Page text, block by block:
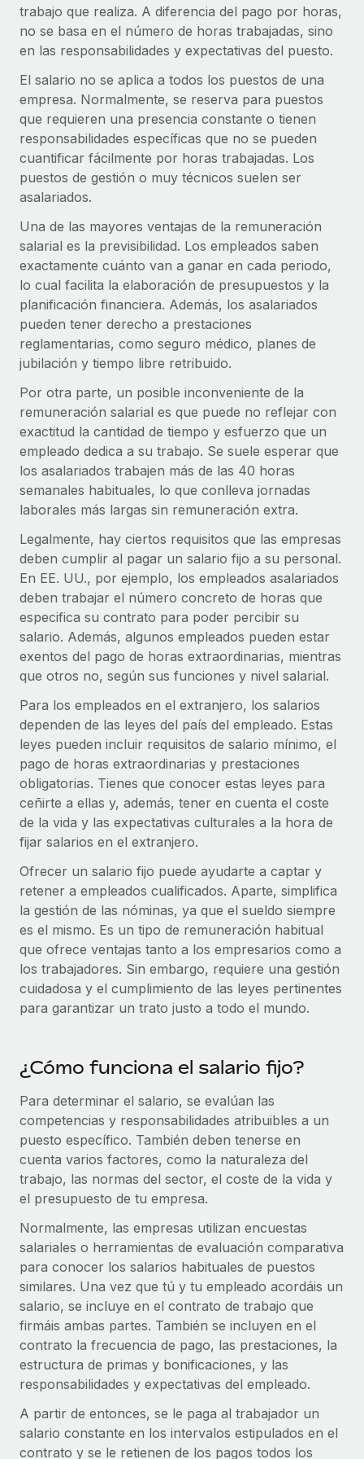
Contractor Management
Integra y gestiona a autónomos globalmente.
PEO
Externaliza tareas laborales complejas.
INFRAESTRUCTURA
Conexión Remote
Integra los RR. HH. en tus flujos de trabajo sin
Plataforma
Funciones esenciales de RR. HH. integradas para tu
equipo.
Conectar Nuevo
Conecta cualquier herramienta de IA con Remote
mediante nuestro MCP.
Integraciones
Optimiza los procesos con herramientas empresariales
esenciales.
SERVICIOS
Pregunta a un experto
Obtén ayuda de gente experta en RR. HH. globales
y cumplimiento normativo.
Comprobaciones de antecedentes
Simplifica los procesos de cribado de candidatos.
Cumplimiento normativo
Adelántate a los riesgos de cumplimiento
Gestión de dispositivos
Proporciona dispositivos tecnológicos y contrólalos
en todo el mundo.
Apertura de entidades
Abre entidades conforme a la legalidad enseguida.
Movilidad y reubicación
Reubica a los empleados con facilidad.
Prestaciones
Gestiona las prestaciones de los empleados sin
complicaciones.
Compáranos con otras empresas.
Startups
Soluciones ágiles de RR. HH. globales y nóminas para
empresas en crecimiento.
Mediana empresa
Amplía tu equipo con soluciones de RR. HH.
personalizadas.
RR. HH. globales para grandes empresas.
ASOCIARSE
Socios tecnológicos estratégicos
Integra la gestión de los RR. HH. globales en tu
Asociarse
Descubre oportunidades de colaborar con nosotros.
Próximamente
Consultoría de integraciones y automatización con IA.
CASOS PRÁCTICOS
Calculadora de pagos a autónomos
Descubre opciones de divisas y tiempos de pago para
APRENDIZAJE CON REMOTE
Guías y recursos
Casos prácticos
Listas de verificación y plantillas
Biblioteca de descripciones de puestos
Webinarios
Eventos
Información sobre salarios y talento
Centro de información
Obtén ayuda
Consulta todos los recursos
BLOG
Nómina global
EOR y PEO
Contractor Management
Impuestos
Explora el blog
BLOG
Novedades de producto de Remote:
Integraciones con Gusto y Xero y Contractor
La misión de Remote sigue siendo ayudar a empresas de
todos los tamaños a contratar, gestionar y...
Más información
Pento se convierte en un empleador equitativo
con Remote
Nederlands
Français
Deutsch
Español
Italiano
Português (Portugal)
日本語
한국어
中文（简体）
Iniciar sesión
trabajo que realiza. A diferencia del pago por horas,
no se basa en el número de horas trabajadas, sino
en las responsabilidades y expectativas del puesto.
El salario no se aplica a todos los puestos de una
empresa. Normalmente, se reserva para puestos
que requieren una presencia constante o tienen
responsabilidades específicas que no se pueden
cuantificar fácilmente por horas trabajadas. Los
puestos de gestión o muy técnicos suelen ser
asalariados.
Una de las mayores ventajas de la remuneración
salarial es la previsibilidad. Los empleados saben
exactamente cuánto van a ganar en cada periodo,
lo cual facilita la elaboración de presupuestos y la
planificación financiera. Además, los asalariados
pueden tener derecho a prestaciones
reglamentarias, como seguro médico, planes de
jubilación y tiempo libre retribuido.
Por otra parte, un posible inconveniente de la
remuneración salarial es que puede no reflejar con
exactitud la cantidad de tiempo y esfuerzo que un
empleado dedica a su trabajo. Se suele esperar que
los asalariados trabajen más de las 40 horas
semanales habituales, lo que conlleva jornadas
laborales más largas sin remuneración extra.
Legalmente, hay ciertos requisitos que las empresas
deben cumplir al pagar un salario fijo a su personal.
En EE. UU., por ejemplo, los empleados asalariados
deben trabajar el número concreto de horas que
especifica su contrato para poder percibir su
salario. Además, algunos empleados pueden estar
exentos del pago de horas extraordinarias, mientras
que otros no, según sus funciones y nivel salarial.
Para los empleados en el extranjero, los salarios
dependen de las leyes del país del empleado. Estas
leyes pueden incluir requisitos de salario mínimo, el
pago de horas extraordinarias y prestaciones
obligatorias. Tienes que conocer estas leyes para
ceñirte a ellas y, además, tener en cuenta el coste
de la vida y las expectativas culturales a la hora de
fijar salarios en el extranjero.
Ofrecer un salario fijo puede ayudarte a captar y
retener a empleados cualificados. Aparte, simplifica
la gestión de las nóminas, ya que el sueldo siempre
es el mismo. Es un tipo de remuneración habitual
que ofrece ventajas tanto a los empresarios como a
los trabajadores. Sin embargo, requiere una gestión
cuidadosa y el cumplimiento de las leyes pertinentes
para garantizar un trato justo a todo el mundo.
¿Cómo funciona el salario fijo?
Para determinar el salario, se evalúan las
competencias y responsabilidades atribuibles a un
puesto específico. También deben tenerse en
cuenta varios factores, como la naturaleza del
trabajo, las normas del sector, el coste de la vida y
el presupuesto de tu empresa.
Normalmente, las empresas utilizan encuestas
salariales o herramientas de evaluación comparativa
para conocer los salarios habituales de puestos
similares. Una vez que tú y tu empleado acordáis un
salario, se incluye en el contrato de trabajo que
firmáis ambas partes. También se incluyen en el
contrato la frecuencia de pago, las prestaciones, la
estructura de primas y bonificaciones, y las
responsabilidades y expectativas del empleado.
A partir de entonces, se le paga al trabajador un
salario constante en los intervalos estipulados en el
contrato y se le retienen de los pagos todos los